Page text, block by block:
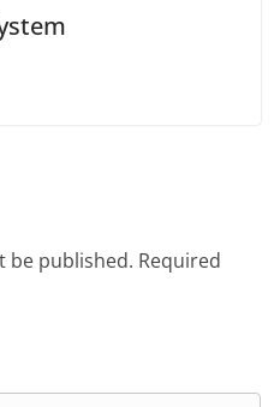
be published. Required